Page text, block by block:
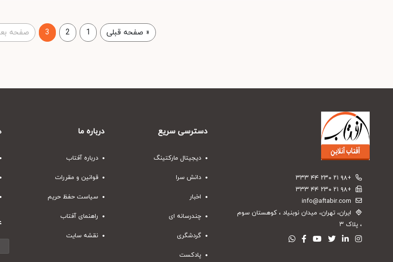
« صفحه قبلی 1
2
3 صفحه
+۹۸ ۲۱ ۲۳۰ ۴۴ ۳۳۳
+۹۸ ۲۱ ۲۳۰ ۴۴ ۳۳۳
info@aftabir.com
ایران، تهران، میدان نوبنیاد ، کوهستان سوم
، پلاک ۳
دسترسی سریع
دیجیتال مارکتینگ
دانش سرا
اخبار
چندرسانه ای
گردشگری
پادکست
درباره ما
درباره آفتاب
قوانین و مقررات
سیاست حفظ حریم
راهنمای آفتاب
نقشه سایت